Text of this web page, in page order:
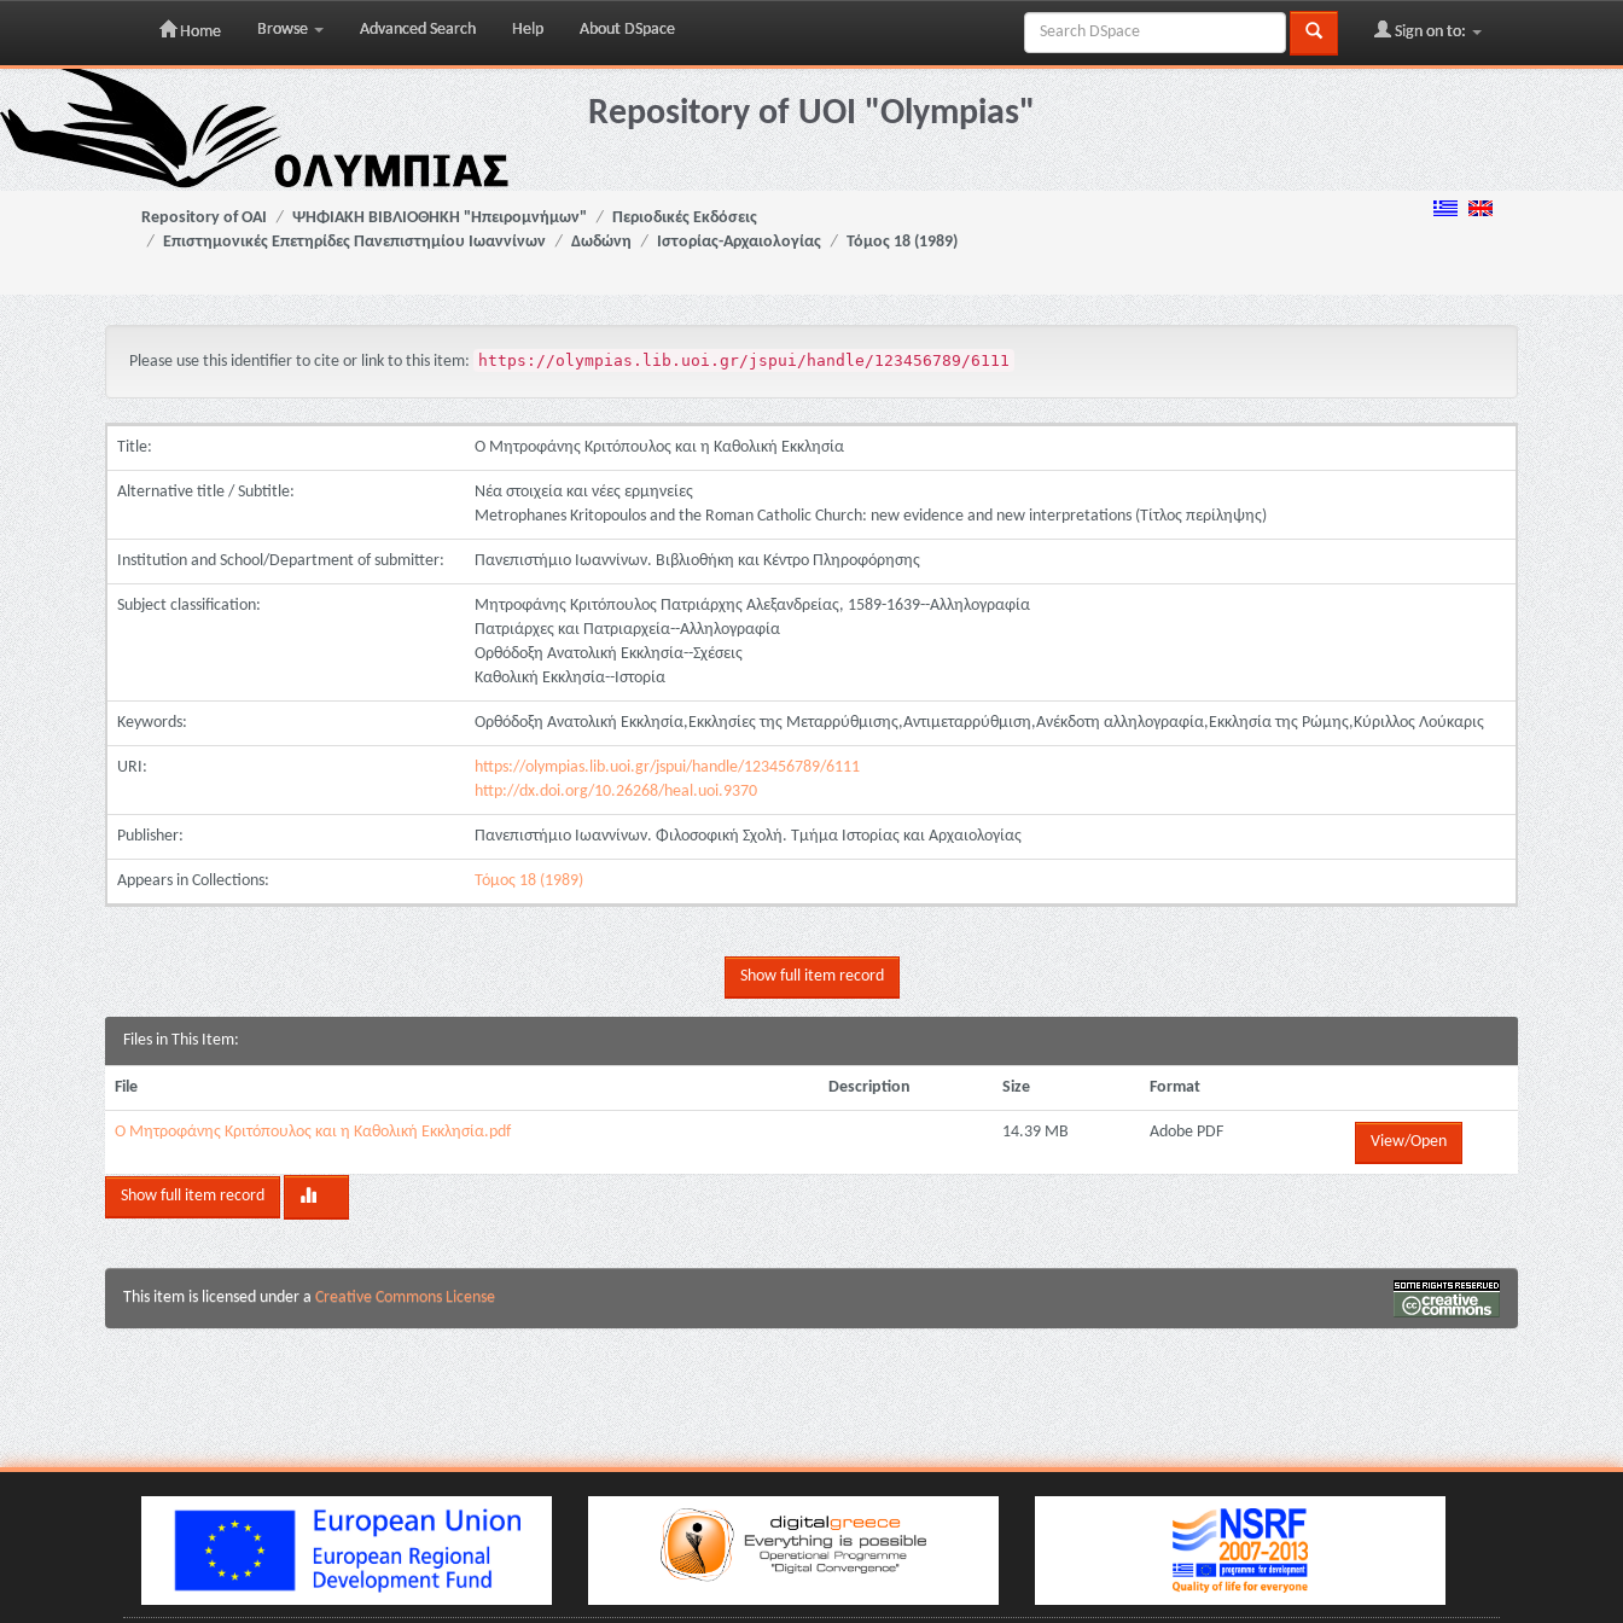
Skip
navigation
Home Browse Advanced Search Help About DSpace Sign on to:
Repository of UOI "Olympias"
Repository of OAI ΨΗΦΙΑΚΗ ΒΙΒΛΙΟΘΗΚΗ "Ηπειρομνήμων"
Περιοδικές Εκδόσεις
Επιστημονικές Επετηρίδες Πανεπιστημίου Ιωαννίνων
Δωδώνη Ιστορίας-Αρχαιολογίας Τόμος 18 (1989)
Please use this identifier to cite or link to this item: https://olympias.lib.uoi.gr/jspui/handle/123456789/6111
Title: Ο Μητροφάνης Κριτόπουλος και η Καθολική Εκκλησία
Alternative title / Subtitle:
Νέα στοιχεία και νέες ερμηνείες
Metrophanes Kritopoulos and the Roman Catholic Church: new evidence and new interpretations (Τίτλος περίληψης)
Institution and School/Department of submitter: Πανεπιστήμιο Ιωαννίνων. Βιβλιοθήκη και Κέντρο Πληροφόρησης
Subject classification:
Μητροφάνης Κριτόπουλος Πατριάρχης Αλεξανδρείας, 1589-1639--Αλληλογραφία
Πατριάρχες και Πατριαρχεία--Αλληλογραφία
Ορθόδοξη Ανατολική Εκκλησία--Σχέσεις
Καθολική Εκκλησία--Ιστορία
Keywords: Ορθόδοξη Ανατολική Εκκλησία,Εκκλησίες της Μεταρρύθμισης,Αντιμεταρρύθμιση,Ανέκδοτη αλληλογραφία,Εκκλησία της Ρώμης,Κύριλλος Λούκαρις
URI:
https://olympias.lib.uoi.gr/jspui/handle/123456789/6111
http://dx.doi.org/10.26268/heal.uoi.9370
Publisher: Πανεπιστήμιο Ιωαννίνων. Φιλοσοφική Σχολή. Τμήμα Ιστορίας και Αρχαιολογίας
Appears in Collections: Τόμος 18 (1989)
Show full item record
Files in This Item:
File Description Size Format
Ο Μητροφάνης Κριτόπουλος και η Καθολική Εκκλησία.pdf 14.39 MB Adobe PDF
View/Open
Show full item record
This item is licensed under a Creative Commons License